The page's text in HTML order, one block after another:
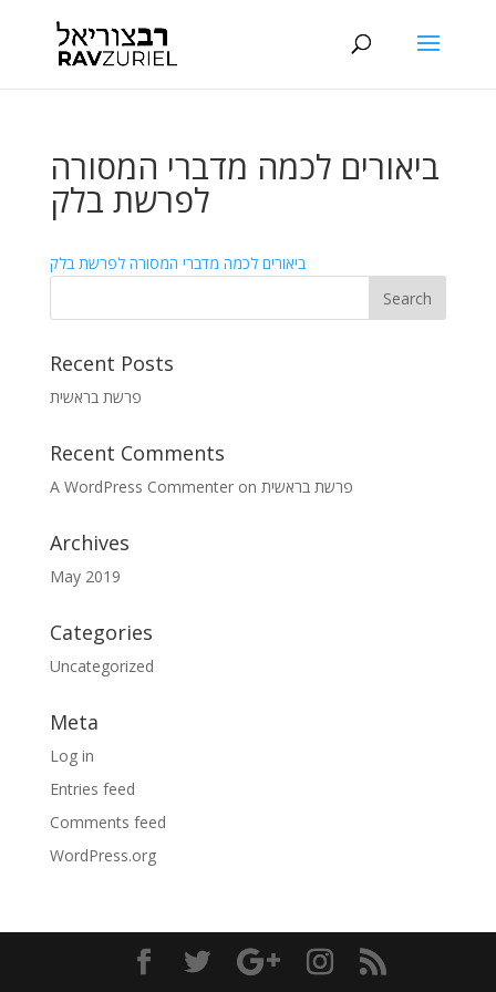
ביאורים לכמה מדברי המסורה
לפרשת בלק
ביאורים לכמה מדברי המסורה לפרשת בלק
Recent Posts
פרשת בראשית
Recent Comments
A WordPress Commenteron פרשת בראשית
Archives
May 2019
Categories
Uncategorized
Meta
Log in
Entries feed
Comments feed
WordPress.org